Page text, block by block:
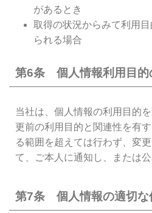
があるとき
取得の状況からみて利用
られる場合
第6条 個人情報利用目的
当社は、個人情報の利用目的
更前の利用目的と関連性を有
る範囲を超えては行わず、変
て、ご本人に通知し、または公
第7条 個人情報の適切な